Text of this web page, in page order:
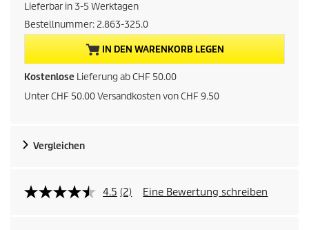
u
e
l
l
e
P
Lieferbar in 3-5 Werktagen
Bestellnummer: 2.863-325.0
IN DEN WARENKORB LEGEN
Kostenlose Lieferung ab CHF 50.00
Unter CHF 50.00 Versandkosten von CHF 9.50
Vergleichen
4.5 (2) Eine Bewertung schreiben